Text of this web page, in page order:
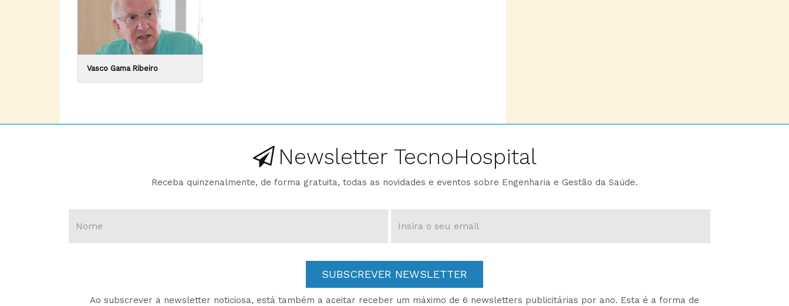
Vasco Gama Ribeiro
Newsletter TecnoHospital
Receba quinzenalmente, de forma gratuita, todas as novidades e eventos sobre Engenharia e Gestão da Saúde.
SUBSCREVER NEWSLETTER
Ao subscrever a newsletter noticiosa, está também a aceitar receber um máximo de 6 newsletters publicitárias por ano. Esta é a forma de